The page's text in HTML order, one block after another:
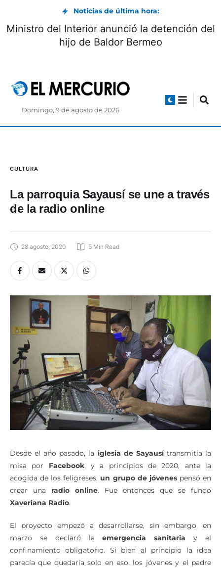
Noticias de última hora:
Vía Biblián-Zhud: circulación controlada
durante el feriado de agosto
Domingo, 9 de agosto de 2026
CULTURA
La parroquia Sayausí se une a través
de la radio online
28 agosto, 2020 5 Min Read
Desde el año pasado, la iglesia de Sayausítransmitía la
misa por Facebook, y a principios de 2020, ante la
acogida de los feligreses, un grupo de jóvenespensó en
crear una radio online. Fue entonces que se fundó
Xaveriana Radio.
El proyecto empezó a desarrollarse, sin embargo, en
marzo se declaró laemergencia sanitaria y el
confinamiento obligatorio. Si bien al principio la idea
parecía que quedaría solo en eso, los jóvenes y el padre